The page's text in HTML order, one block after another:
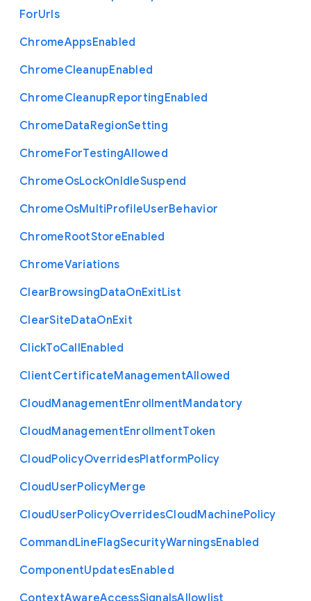
ForUrls
ChromeAppsEnabled
ChromeCleanupEnabled
ChromeCleanupReportingEnabled
ChromeDataRegionSetting
ChromeForTestingAllowed
ChromeOsLockOnIdleSuspend
ChromeOsMultiProfileUserBehavior
ChromeRootStoreEnabled
ChromeVariations
ClearBrowsingDataOnExitList
ClearSiteDataOnExit
ClickToCallEnabled
ClientCertificateManagementAllowed
CloudManagementEnrollmentMandatory
CloudManagementEnrollmentToken
CloudPolicyOverridesPlatformPolicy
CloudUserPolicyMerge
CloudUserPolicyOverridesCloudMachinePolicy
CommandLineFlagSecurityWarningsEnabled
ComponentUpdatesEnabled
ContextAwareAccessSignalsAllowlist